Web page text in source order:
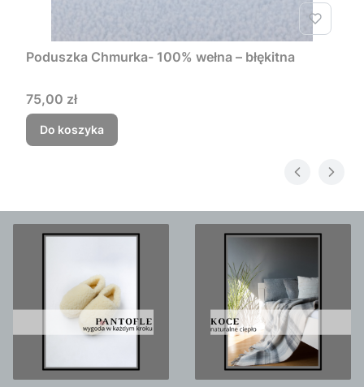
Poduszka Chmurka- 100% wełna – błękitna
Cena
75,00 zł
Do koszyka